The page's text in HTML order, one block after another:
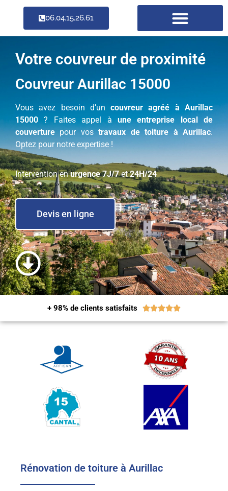
06.04.15.26.61
Votre couvreur de proximité
Couvreur Aurillac 15000
Vous avez besoin d’uncouvreur agréé à Aurillac
15000 ? Faites appel àune entreprise local de
couverturepour vostravaux de toiture à Aurillac.
Optez pour notre expertise !
Intervention enurgence 7J/7et24H/24
Devis en ligne
+ 98% de clients satisfaits 
Rénovation de toiture à Aurillac